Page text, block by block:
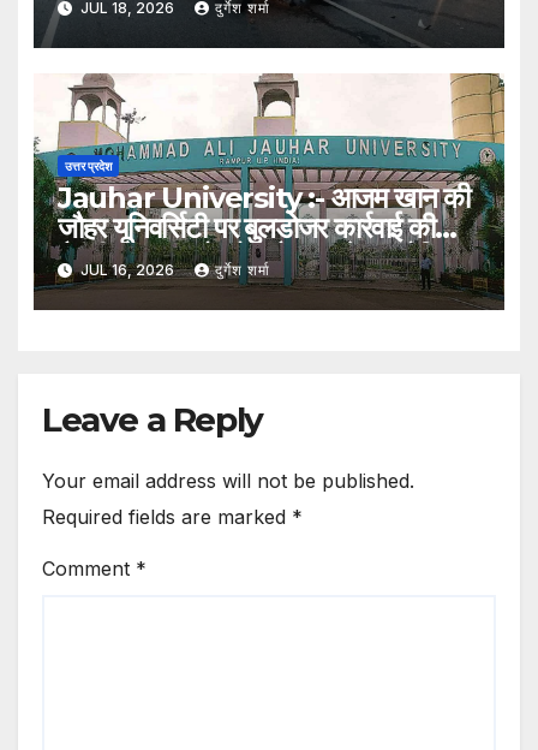
घायल
JUL 18, 2026 दुर्गेश शर्मा
उत्तर प्रदेश
Jauhar University :- आजम खान की
जौहर यूनिवर्सिटी पर बुलडोजर कार्रवाई की
तैयारी, 38 भवनों को अवैध बताते हुए नोटिस
JUL 16, 2026 दुर्गेश शर्मा
Leave a Reply
Your email address will not be published.
Required fields are marked *
Comment *